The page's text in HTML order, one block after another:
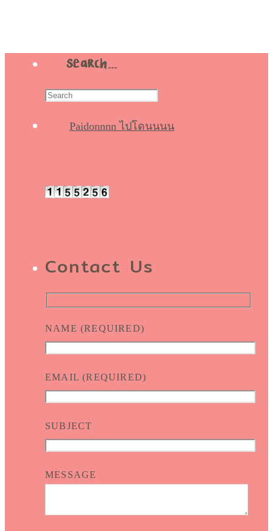
Search…
Paidonnnn ไปโดนนนน
Contact Us
NAME (REQUIRED)
EMAIL (REQUIRED)
SUBJECT
MESSAGE